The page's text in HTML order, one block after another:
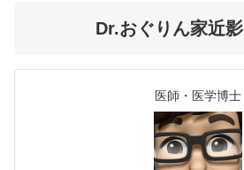
Dr.おぐりん家近影
医師・医学博士